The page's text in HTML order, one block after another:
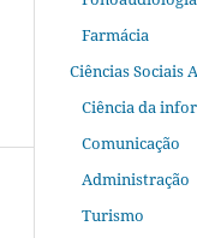
Farmácia
Ciências Sociais
Ciência da
Comunicação
Administração
Turismo